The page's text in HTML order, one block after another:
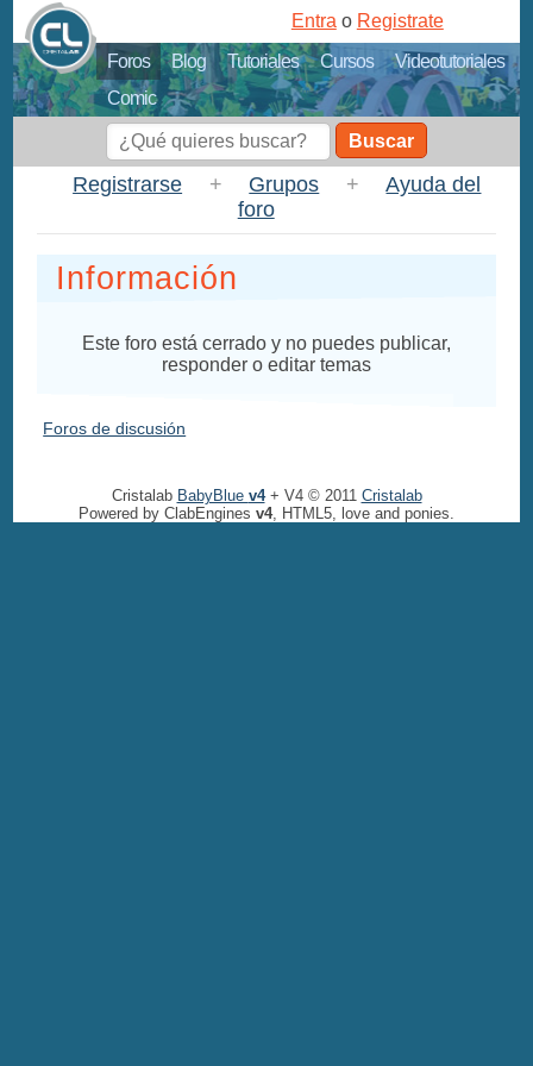
Foros Blog Tutoriales Cursos
Videotutoriales
Comic
Entra o Registrate
Buscar
Registrarse + Grupos +
Ayuda del
foro
Información
Este foro está cerrado y no puedes publicar,
responder o editar temas
Foros de discusión
Cristalab BabyBlue v4+ V4 © 2011 Cristalab
Powered by ClabEngines v4, HTML5, love and ponies.